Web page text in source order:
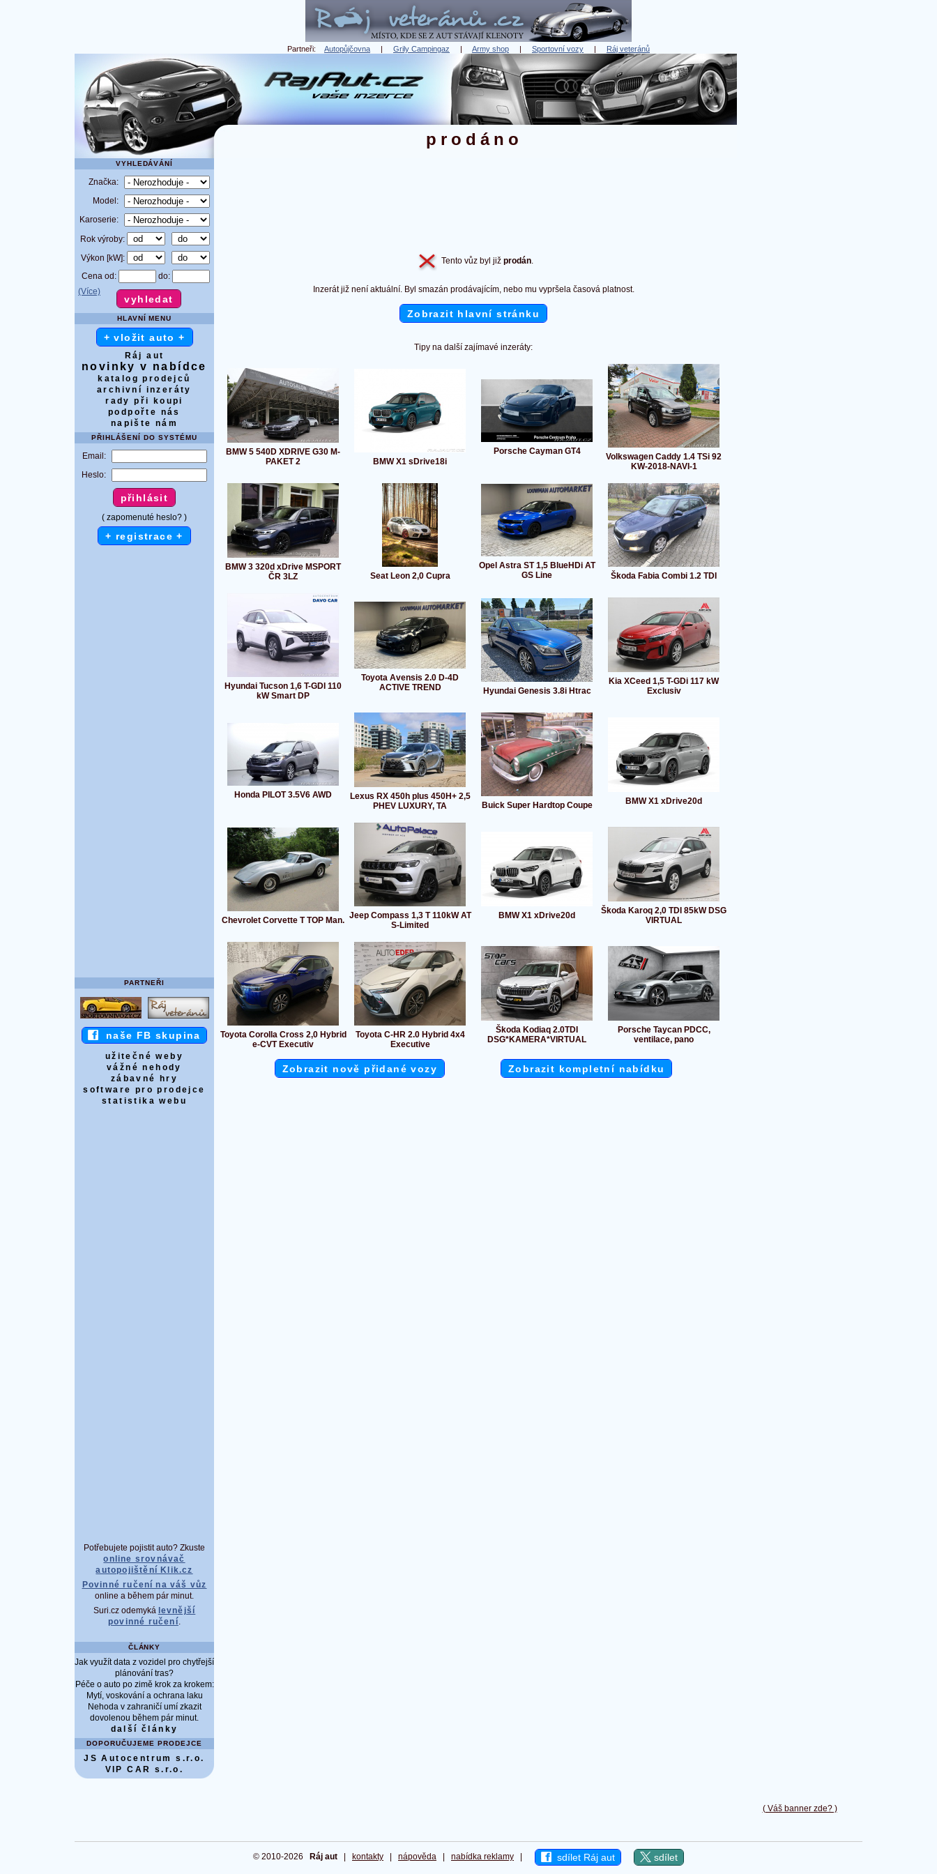
Partneři: Autopůjčovna | Grily Campingaz | Army shop | Sportovní vozy | Ráj veteránů
( Váš banner zde? )
prodáno
VYHLEDÁVÁNÍ
Značka:
Model:
Karoserie:
Rok výroby:
Výkon [kW]:
Cena od:
do:
(Více)
HLAVNÍ MENU
+ vložit auto +
Ráj aut
novinky v nabídce
katalog prodejců
archivní inzeráty
rady při koupi
podpořte nás
napište nám
PŘIHLÁŠENÍ DO SYSTÉMU
Email:
Heslo:
( zapomenuté heslo? )
+ registrace +
PARTNEŘI
naše FB skupina
užitečné weby
vážné nehody
zábavné hry
software pro prodejce
statistika webu
Potřebujete pojistit auto? Zkuste
online srovnávač
autopojištění Klik.cz
Povinné ručení na váš vůz
online a během pár minut.
Suri.cz odemyká levnější
povinné ručení.
ČLÁNKY
Jak využít data z vozidel pro chytřejší
plánování tras?
Péče o auto po zimě krok za krokem:
Mytí, voskování a ochrana laku
Nehoda v zahraničí umí zkazit
dovolenou během pár minut.
další články
DOPORUČUJEME PRODEJCE
JS Autocentrum s.r.o.
VIP CAR s.r.o.
Tento vůz byl již prodán.
Inzerát již není aktuální. Byl smazán prodávajícím, nebo mu vypršela časová platnost.
Zobrazit hlavní stránku
Tipy na další zajímavé inzeráty:
BMW 5 540D XDRIVE G30 M-
PAKET 2
BMW X1 sDrive18i
Porsche Cayman GT4
Volkswagen Caddy 1.4 TSi 92
KW-2018-NAVI-1
BMW 3 320d xDrive MSPORT
ČR 3LZ
Seat Leon 2,0 Cupra
Opel Astra ST 1,5 BlueHDi AT
GS Line
Škoda Fabia Combi 1.2 TDI
Hyundai Tucson 1,6 T-GDI 110
kW Smart DP
Toyota Avensis 2.0 D-4D
ACTIVE TREND
Hyundai Genesis 3.8i Htrac
Kia XCeed 1,5 T-GDi 117 kW
Exclusiv
Honda PILOT 3.5V6 AWD
Lexus RX 450h plus 450H+ 2,5
PHEV LUXURY, TA
Buick Super Hardtop Coupe BMW X1 xDrive20d
Chevrolet Corvette T TOP Man. Jeep Compass 1,3 T 110kW AT
S-Limited
BMW X1 xDrive20d
Škoda Karoq 2,0 TDI 85kW DSG
VIRTUAL
Toyota Corolla Cross 2,0 Hybrid
e-CVT Executiv
Toyota C-HR 2.0 Hybrid 4x4
Executive
Škoda Kodiaq 2.0TDI
DSG*KAMERA*VIRTUAL
Porsche Taycan PDCC,
ventilace, pano
Zobrazit nově přidané vozy Zobrazit kompletní nabídku
© 2010-2026 Ráj aut kontakty nápověda nabídka reklamy sdílet Ráj aut sdílet